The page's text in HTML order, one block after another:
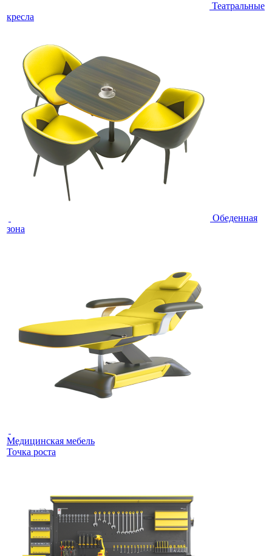
Театральные
кресла
Обеденная
зона
Медицинская мебель
Точка роста